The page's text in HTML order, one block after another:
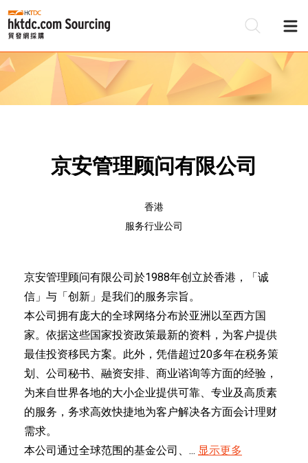
京安管理顾问有限公司
香港
服务行业公司
京安管理顾问有限公司於1988年创立於香港，「诚
信」与「创新」是我们的服务宗旨。
本公司拥有庞大的全球网络分布於亚洲以至西方国
家。依据这些国家投资政策最新的资料，为客户提供
最佳投资移民方案。此外，凭借超过20多年在税务策
划、公司秘书、融资安排、商业谘询等方面的经验，
为来自世界各地的大小企业提供可靠、专业及高质素
的服务，务求高效快捷地为客户解决各方面会计理财
需求。
本公司通过全球范围的基金公司、... 显示更多